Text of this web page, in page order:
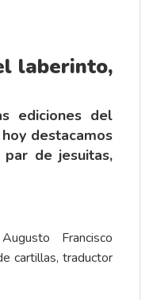
laberinto,
ediciones del
destacamos
de jesuitas,
Francisco
cartillas, traductor